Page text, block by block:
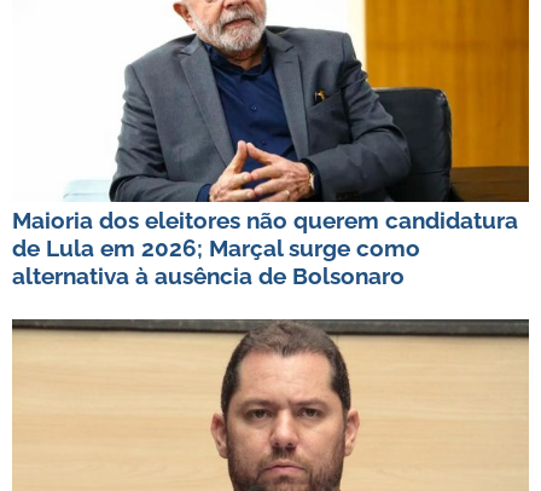
Maioria dos eleitores não querem candidatura
de Lula em 2026; Marçal surge como
alternativa à ausência de Bolsonaro